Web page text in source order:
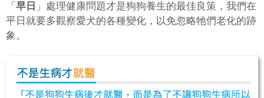
「 早日 」處理健康問題才是狗狗養生的最佳良策，我們在
平日就要多觀察愛犬的各種變化，以免忽略牠們老化的跡
象。